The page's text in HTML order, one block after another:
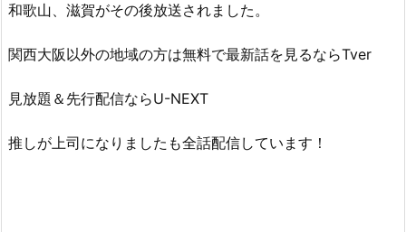
和歌山、滋賀がその後放送されました。
関西大阪以外の地域の方は無料で最新話を見るならTver
見放題＆先行配信ならU-NEXT
推しが上司になりましたも全話配信しています！